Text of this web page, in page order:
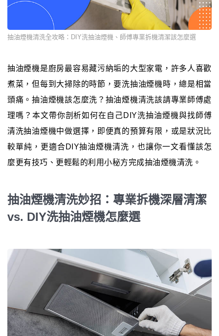
抽油煙機清洗全攻略：DIY洗抽油煙機、師傅專業拆機清潔該怎麼選
抽油煙機是廚房最容易藏污納垢的大型家電，許多人喜歡
煮菜，但每到大掃除的時節，要洗抽油煙機時，總是相當
頭痛。抽油煙機該怎麼洗？抽油煙機清洗該請專業師傅處
理嗎？本文帶你剖析如何在自己DIY洗抽油煙機與找師傅
清洗抽油煙機中做選擇，即便真的預算有限，或是狀況比
較單純，更適合DIY抽油煙機清洗，也讓你一文看懂該怎
麼更有技巧、更輕鬆的利用小秘方完成抽油煙機清洗。
抽油煙機清洗妙招：專業拆機深層清潔
vs. DIY洗抽油煙機怎麼選